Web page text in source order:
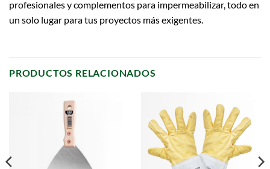
profesionales y complementos para impermeabilizar, todo en
un solo lugar para tus proyectos más exigentes.
PRODUCTOS RELACIONADOS